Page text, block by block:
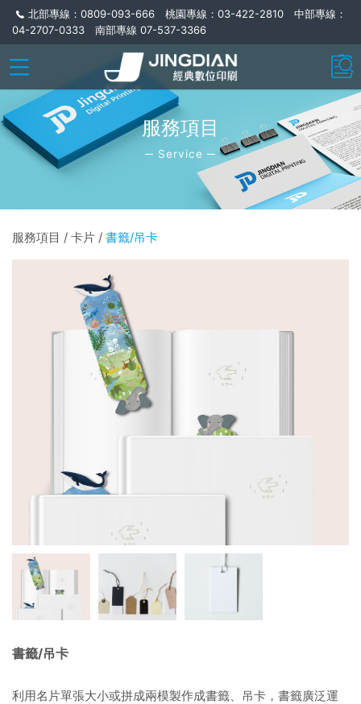
北部專線：0809-093-666 桃園專線：03-422-2810 中部專線：
04-2707-0333 南部專線 07-537-3366
服務項目
─ Service ─
服務項目 / 卡片 / 書籤/吊卡
書籤/吊卡
利用名片單張大小或拼成兩模製作成書籤、吊卡，書籤廣泛運